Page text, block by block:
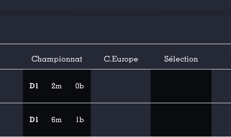
Championnat C.Europe Sélection
D1 2m 0b
D1 6m 1b